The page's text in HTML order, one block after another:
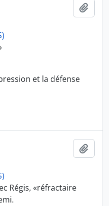
et la défense
Régis, «réfractaire